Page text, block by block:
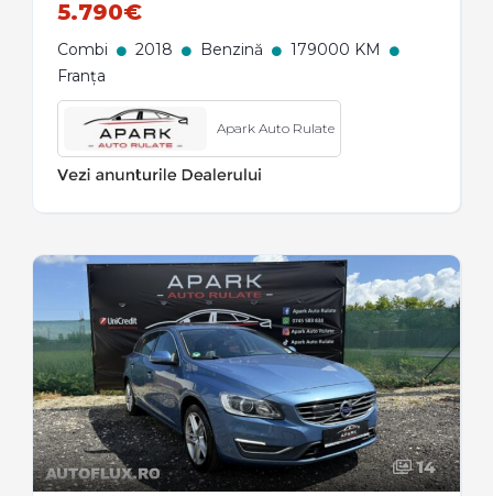
5.790€
Combi 2018 Benzină
179000 KM
Franța
Apark Auto Rulate
14